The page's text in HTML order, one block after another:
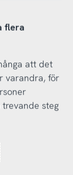
flera
att det
varandra, för
steg